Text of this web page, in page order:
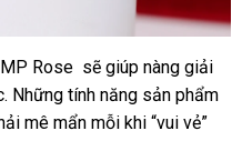
Rose lừa
đảo
sẽ giúp nàng giải
tiết
kiệm
. chính
hãng
Những tính năng sản phẩm
mê mẩn mỗi khi “vui vẻ”